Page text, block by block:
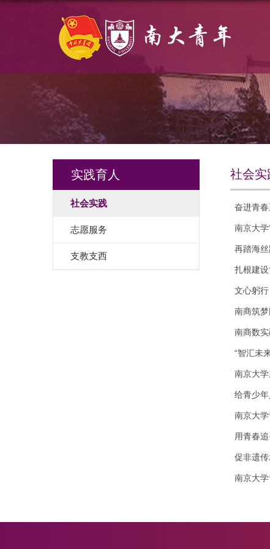
实践育人
社会实践
志愿服务
支教支西
社会实
奋进青
南京大学
再踏海
扎根建
文心躬
南商筑
南商数
“智汇未
南京大
给青少
南京大
用青春
促非遗
南京大